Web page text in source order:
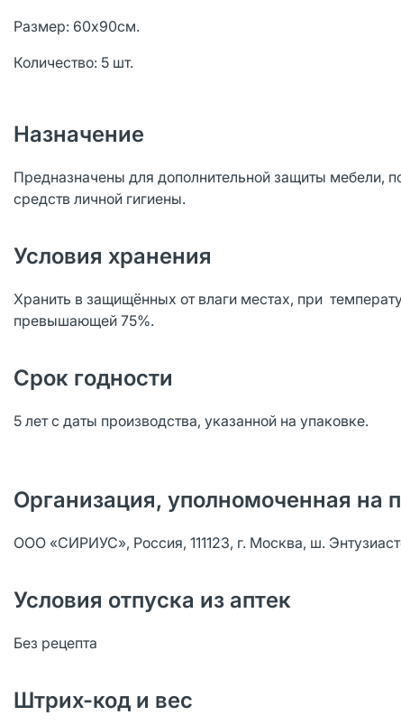
Размер: 60x90см.
Количество: 5 шт.
Назначение
Предназначены для дополнительной защиты мебели,
средств личной гигиены.
Условия хранения
Хранить в защищённых от влаги местах, при
превышающей 75%.
Срок годности
5 лет с даты производства, указанной на упаковке.
Организация, уполномоченная на
ООО «СИРИУС», Россия, 111123, г. Москва, ш.
Условия отпуска из аптек
Без рецепта
Штрих-код и вес